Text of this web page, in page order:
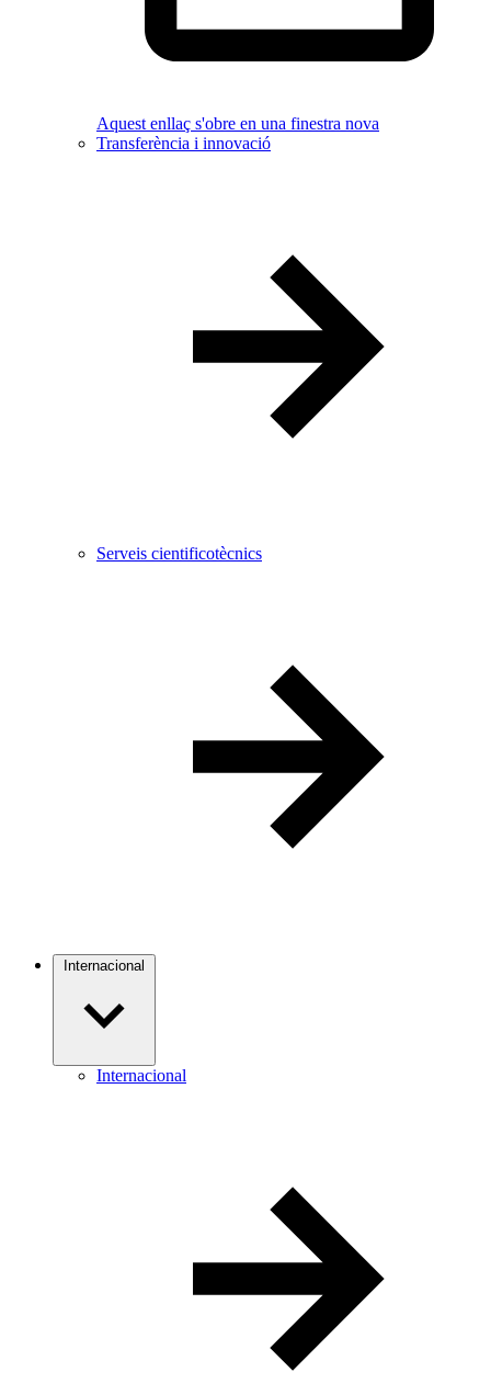
Aquest enllaç s'obre en una finestra nova
Transferència i innovació
Serveis cientificotècnics
Internacional
Internacional